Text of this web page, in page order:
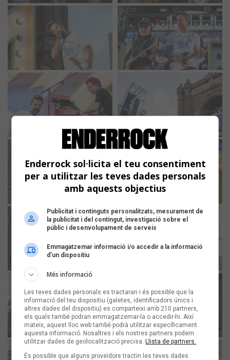
Enderrock sol·licita el teu consentiment
per a utilitzar les teves dades personals
amb aquests objectius
Publicitat i continguts personalitzats, mesurament de
la publicitat i del contingut, investigació sobre el
públic i desenvolupament de serveis
Emmagatzemar informació i/o accedir a la informació
d’un dispositiu
Més informació
Les teves dades personals es tractaran i és possible que la
informació del teu dispositiu (galetes, identificadors únics i
altres dades del dispositiu) es comparteixi amb 210 partners,
els quals també podran emmagatzemar-la o accedir-hi. Així
mateix, aquest lloc web també podrà utilitzar específicament
aquesta informació. Nosaltres i els nostres partners podem
utilitzar dades de geolocalització precisa. Llista de partners.
És possible que alguns proveïdors tractin les teves dades